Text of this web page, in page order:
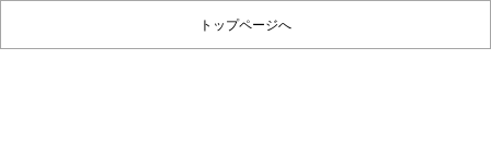
トップページへ